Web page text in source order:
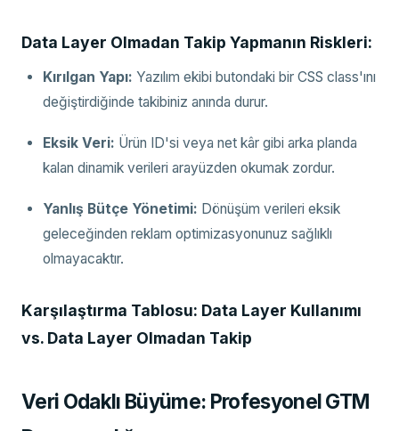
Data Layer Olmadan Takip Yapmanın Riskleri:
Kırılgan Yapı: Yazılım ekibi butondaki bir CSS class'ını
değiştirdiğinde takibiniz anında durur.
Eksik Veri: Ürün ID'si veya net kâr gibi arka planda
kalan dinamik verileri arayüzden okumak zordur.
Yanlış Bütçe Yönetimi: Dönüşüm verileri eksik
geleceğinden reklam optimizasyonunuz sağlıklı
olmayacaktır.
Karşılaştırma Tablosu: Data Layer Kullanımı
vs. Data Layer Olmadan Takip
Veri Odaklı Büyüme: Profesyonel GTM